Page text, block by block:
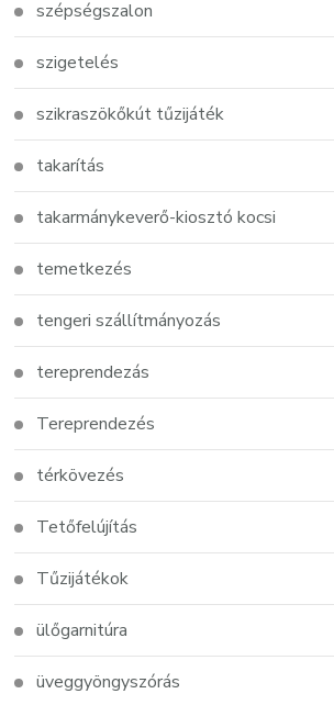
szépségszalon
szigetelés
szikraszökőkút tűzijáték
takarítás
takarmánykeverő-kiosztó kocsi
temetkezés
tengeri szállítmányozás
tereprendezás
Tereprendezés
térkövezés
Tetőfelújítás
Tűzijátékok
ülőgarnitúra
üveggyöngyszórás